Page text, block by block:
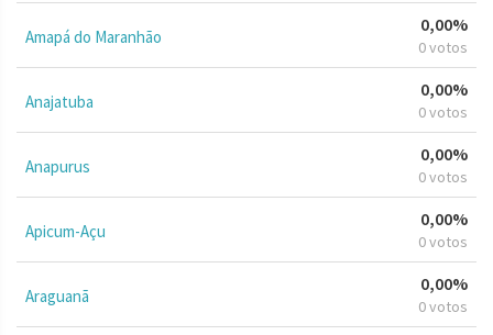
Amapá do Maranhão
0,00%
0 votos
Anajatuba
0,00%
0 votos
Anapurus
0,00%
0 votos
Apicum-Açu
0,00%
0 votos
Araguanã
0,00%
0 votos